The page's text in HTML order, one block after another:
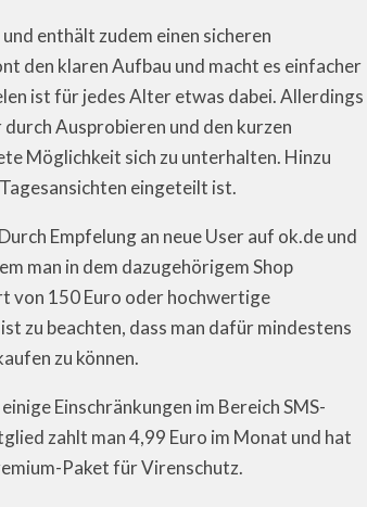
enthält zudem einen sicheren
den klaren Aufbau und macht es einfacher
ist für jedes Alter etwas dabei. Allerdings
Ausprobieren und den kurzen
Möglichkeit sich zu unterhalten. Hinzu
eingeteilt ist.
Empfelung an neue User auf ok.de und
man in dem dazugehörigem Shop
von 150 Euro oder hochwertige
zu beachten, dass man dafür mindestens
zu können.
Einschränkungen im Bereich SMS-
zahlt man 4,99 Euro im Monat und hat
Paket für Virenschutz.